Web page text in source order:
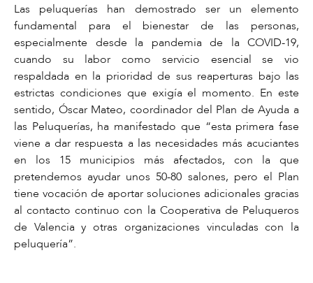
Las peluquerías han demostrado ser un elemento
fundamental para el bienestar de las personas,
especialmente desde la pandemia de la COVID-19,
cuando su labor como servicio esencial se vio
respaldada en la prioridad de sus reaperturas bajo las
estrictas condiciones que exigía el momento. En este
sentido, Óscar Mateo, coordinador del Plan de Ayuda a
las Peluquerías, ha manifestado que “esta primera fase
viene a dar respuesta a las necesidades más acuciantes
en los 15 municipios más afectados, con la que
pretendemos ayudar unos 50-80 salones, pero el Plan
tiene vocación de aportar soluciones adicionales gracias
al contacto continuo con la Cooperativa de Peluqueros
de Valencia y otras organizaciones vinculadas con la
peluquería”.